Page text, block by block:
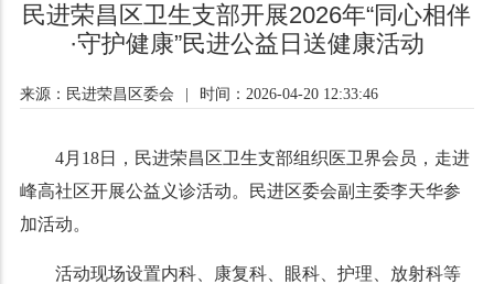
民进荣昌区卫生支部开展2026年“同心相伴
·守护健康”民进公益日送健康活动
来源：民进荣昌区委会 时间：2026-04-20 12:33:46
4月18日，民进荣昌区卫生支部组织医卫界会员，走进
峰高社区开展公益义诊活动。民进区委会副主委李天华参
加活动。
活动现场设置内科、康复科、眼科、护理、放射科等